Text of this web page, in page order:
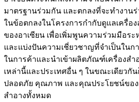
มาตรฐานร่วมกัน และตกลงที่จะทำงาน
ในข้อตกลงในโครงการกำกับดูแลเครื่อ
ของอาเซียน เพื่อเพิ่มพูนความร่วมมือระ
และแบ่งปันความเชี่ยวชาญที่จำเป็นในก
ในการค้าและนำเข้าผลิตภัณฑ์เครื่องสำ
เหล่านี้และประเทศอื่น ๆ ในขณะเดียวกั
ปลอดภัย คุณภาพ และคุณประโยชน์ขอ
สำอางทั้งหมด